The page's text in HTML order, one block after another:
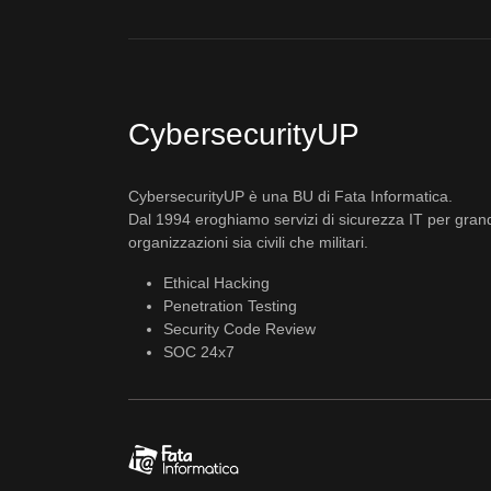
CybersecurityUP
CybersecurityUP è una BU di Fata Informatica.
Dal 1994 eroghiamo servizi di sicurezza IT per
organizzazioni sia civili che militari.
Ethical Hacking
Penetration Testing
Security Code Review
SOC 24x7